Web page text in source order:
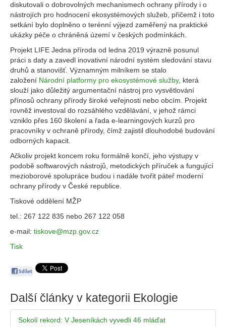
diskutovali o dobrovolných mechanismech ochrany přírody i o
nástrojích pro hodnocení ekosystémových služeb, přičemž i toto
setkání bylo doplněno o terénní výjezd zaměřený na praktické
ukázky péče o chráněná území v českých podmínkách.
Projekt LIFE Jedna příroda od ledna 2019 výrazně posunul
práci s daty a zavedl inovativní národní systém sledování stavu
druhů a stanovišť. Významným milníkem se stalo
založení Národní platformy pro ekosystémové služby, která
slouží jako důležitý argumentační nástroj pro vysvětlování
přínosů ochrany přírody široké veřejnosti nebo obcím. Projekt
rovněž investoval do rozsáhlého vzdělávání, v jehož rámci
vzniklo přes 160 školení a řada e-learningových kurzů pro
pracovníky v ochraně přírody, čímž zajistil dlouhodobé budování
odborných kapacit.
Ačkoliv projekt koncem roku formálně končí, jeho výstupy v
podobě softwarových nástrojů, metodických příruček a fungující
mezioborové spolupráce budou i nadále tvořit páteř moderní
ochrany přírody v České republice.
Tiskové oddělení MŽP
tel.: 267 122 835 nebo 267 122 058
e-mail: tiskove@mzp.gov.cz
Tisk
Další články v kategorii Ekologie
Sokolí rekord: V Jeseníkách vyvedli 46 mláďat